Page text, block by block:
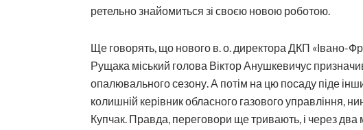
ретельно знайомиться зі своєю новою роботою.
Ще говорять, що нового в. о. директора ДКП «Івано-
Рущака міський голова Віктор Анушкевичус
опалювального сезону. А потім на цю посаду піде
колишній керівник обласного газового управління,
Купчак. Правда, переговори ще тривають, і через два